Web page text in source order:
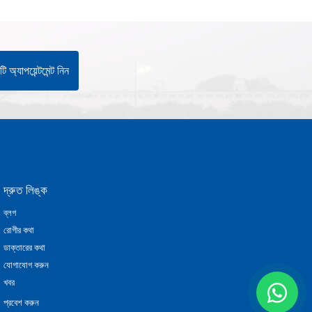
অ্যাপয়েন্টমেন্ট নিন
দ্রুত লিঙ্ক
ব্লগ
রোগীর কথা
ডাক্তারের কথা
যোগাযোগ করুন
খবর
প্রবেশ করুন